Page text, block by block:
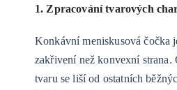
1. Zpracování tvarových
Konkávní meniskusová čočka
zakřivení než konvexní strana.
tvaru se liší od ostatních